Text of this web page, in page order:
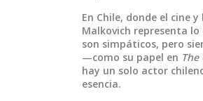
En Chile, donde el cine
Malkovich representa
son simpáticos, pero
—como su papel en The
hay un solo actor
esencia.